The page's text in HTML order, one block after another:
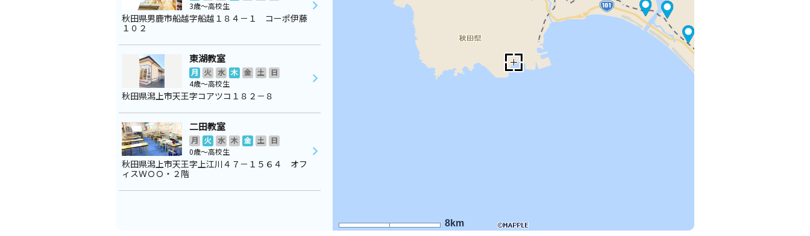
8km
3歳～高校生
秋田県男鹿市船越字船越１８４－１ コーポ伊藤
１０２
東湖教室
月 火 水 木 金 土
日
4歳～高校生
秋田県潟上市天王字コアツコ１８２－８
二田教室
月 火 水 木 金 土
日
0歳～高校生
秋田県潟上市天王字上江川４７－１５６４ オフ
ィスＷＯＯ・２階